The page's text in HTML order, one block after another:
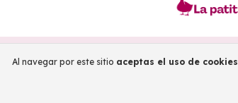
Al navegar por este sitio aceptas el uso de cookies